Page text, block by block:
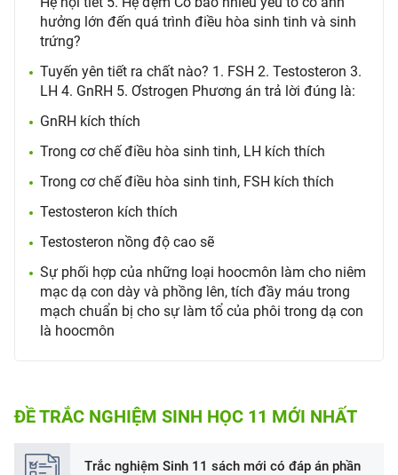
hưởng lớn đến quá trình điều hòa sinh tinh và sinh
trứng?
Tuyến yên tiết ra chất nào? 1. FSH 2. Testosteron 3.
LH 4. GnRH 5. Ơstrogen Phương án trả lời đúng là:
GnRH kích thích
Trong cơ chế điều hòa sinh tinh, LH kích thích
Trong cơ chế điều hòa sinh tinh, FSH kích thích
Testosteron kích thích
Testosteron nồng độ cao sẽ
Sự phối hợp của những loại hoocmôn làm cho niêm
mạc dạ con dày và phồng lên, tích đầy máu trong
mạch chuẩn bị cho sự làm tổ của phôi trong dạ con
là hoocmôn
ĐỀ TRẮC NGHIỆM SINH HỌC 11 MỚI NHẤT
Trắc nghiệm Sinh 11 sách mới có đáp án phần